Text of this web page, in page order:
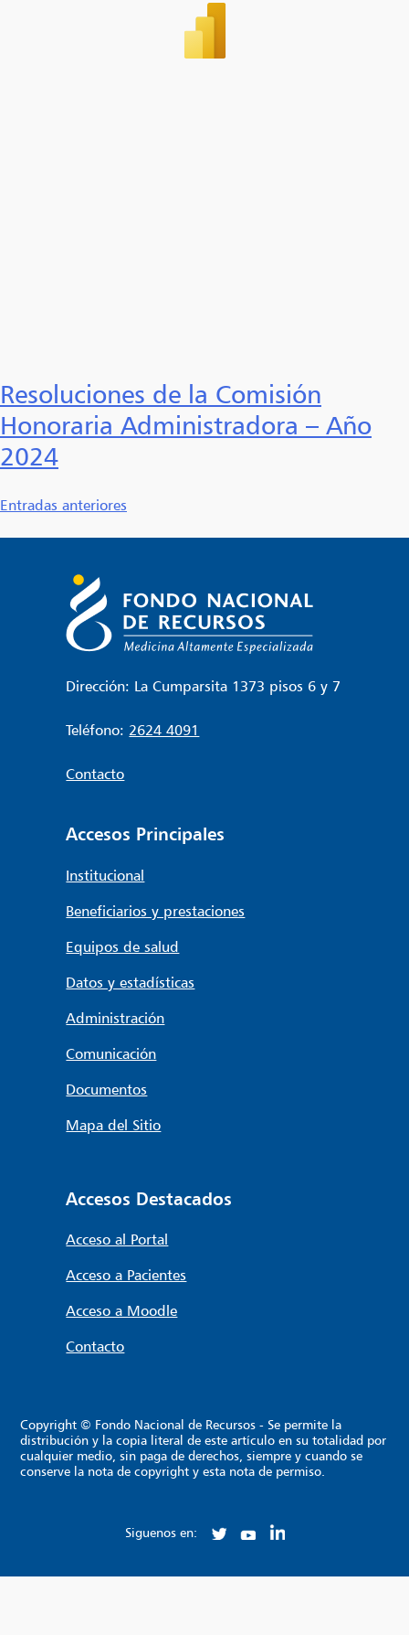
Resoluciones de la Comisión
Honoraria Administradora – Año
2024
Navegación
de
entradas
Entradas anteriores
Dirección: La Cumparsita 1373 pisos 6 y 7
Teléfono: 2624 4091
Contacto
Accesos Principales
Institucional
Beneficiarios y prestaciones
Equipos de salud
Datos y estadísticas
Administración
Comunicación
Documentos
Mapa del Sitio
Accesos Destacados
Acceso al Portal
Acceso a Pacientes
Acceso a Moodle
Contacto
Copyright © Fondo Nacional de Recursos - Se permite la
distribución y la copia literal de este artículo en su totalidad por
cualquier medio, sin paga de derechos, siempre y cuando se
conserve la nota de copyright y esta nota de permiso.
Siguenos en: